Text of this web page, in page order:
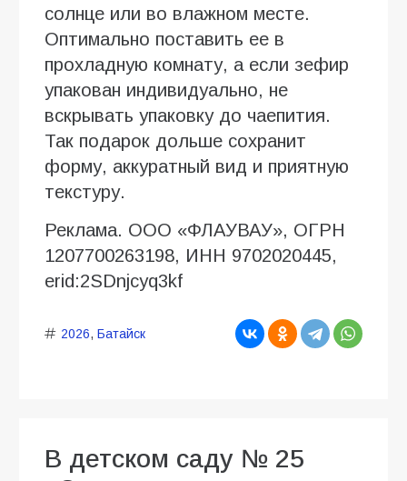
солнце или во влажном месте.
Оптимально поставить ее в
прохладную комнату, а если зефир
упакован индивидуально, не
вскрывать упаковку до чаепития.
Так подарок дольше сохранит
форму, аккуратный вид и приятную
текстуру.
Реклама. ООО «ФЛАУВАУ», ОГРН
1207700263198, ИНН 9702020445,
erid:2SDnjcyq3kf
2026, Батайск
В детском саду № 25